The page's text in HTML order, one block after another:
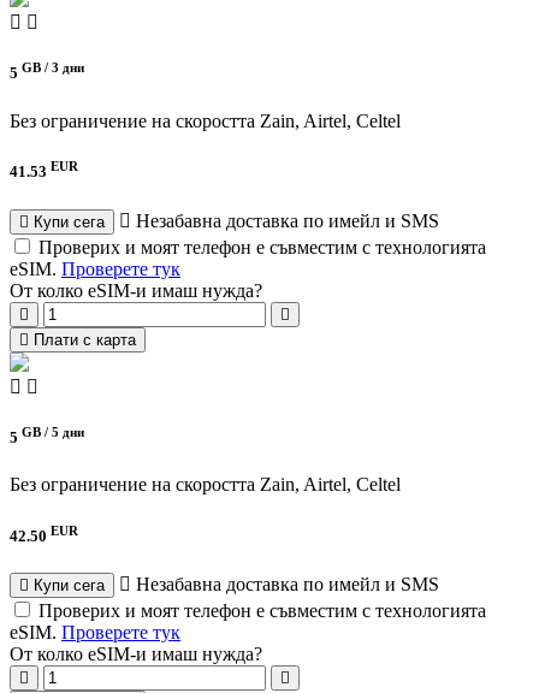
5 GB / 3 дни
Без ограничение на скоростта Zain, Airtel, Celtel
41.53 EUR
Купи сега
Незабавна доставка по имейл и SMS
Проверих и моят телефон е съвместим с технологията
eSIM. Проверете тук
От колко eSIM-и имаш нужда?
Плати с карта
5 GB / 5 дни
Без ограничение на скоростта Zain, Airtel, Celtel
42.50 EUR
Купи сега
Незабавна доставка по имейл и SMS
Проверих и моят телефон е съвместим с технологията
eSIM. Проверете тук
От колко eSIM-и имаш нужда?